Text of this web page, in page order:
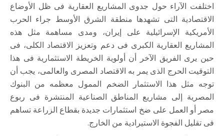
اختلفت الآراء حول جدوى المشاريع العقارية فى ظل الأوضاع
الاقتصادية التى تشهدها منطقة الشرق الأوسط جراء الحرب
الأمريكية الإسرائيلية على إيران، ومدى مساهمة مثل هذه
المشاريع العقارية الكبرى فى دعم وتعزيز الاقتصاد الكلى، فى
حين يرى الفريق الآخر أن أولوية الخريطة الاستثمارية فى هذا
التوقيت الحرج الذى يمر به الاقتصاد المصرى والعالمى، يجب أن
توجه مثل هذا الاستثمار الضخم الممول معظمه من البنوك
المصرية إلى مشاريع المناطق الصناعية المنتشرة فى ربوع
مصر أو العمل على ضخ استثمارات جديدة بقطاع الزراعة تساهم
فى تقليل الفجوة الاستيرادية من الخارج.